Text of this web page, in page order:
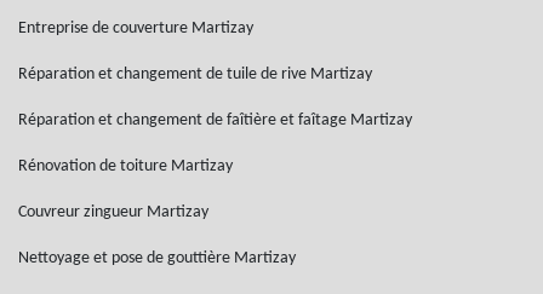
Entreprise de couverture Martizay
Réparation et changement de tuile de rive Martizay
Réparation et changement de faîtière et faîtage Martizay
Rénovation de toiture Martizay
Couvreur zingueur Martizay
Nettoyage et pose de gouttière Martizay